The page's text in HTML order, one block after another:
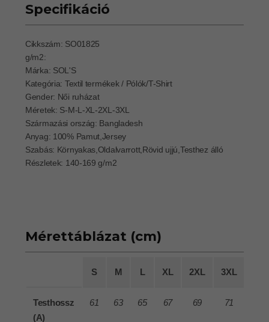
Specifikáció
Cikkszám: SO01825
g/m2:
Márka: SOL'S
Kategória: Textil termékek / Pólók/T-Shirt
Gender: Női ruházat
Méretek: S-M-L-XL-2XL-3XL
Származási ország: Bangladesh
Anyag: 100% Pamut,Jersey
Szabás: Környakas,Oldalvarrott,Rövid ujjú,Testhez álló
Részletek: 140-169 g/m2
Mérettáblázat (cm)
S M L XL 2XL 3XL
Testhossz
(A)
61 63 65 67 69 71